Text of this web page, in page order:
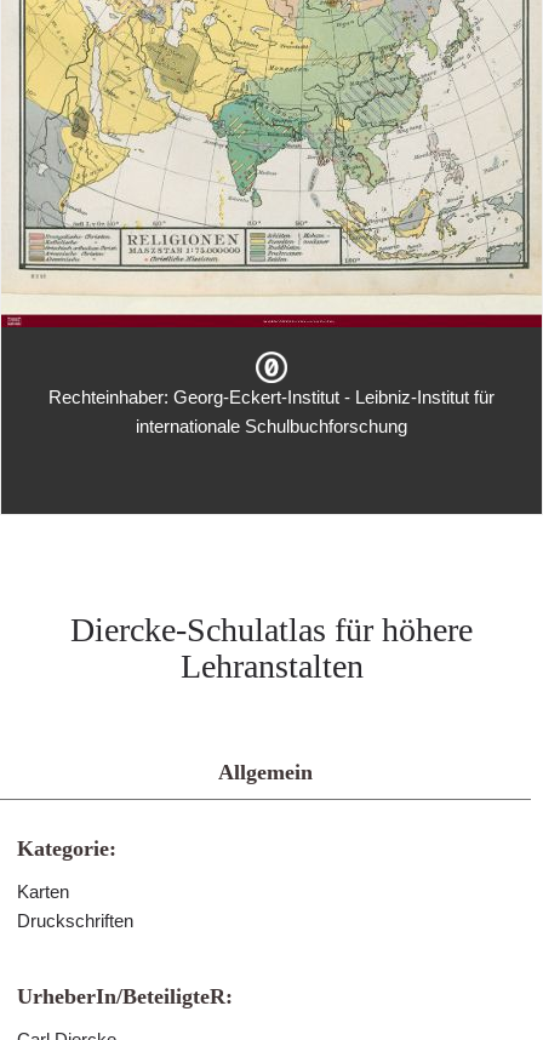
Rechteinhaber: Georg-Eckert-Institut - Leibniz-Institut für
internationale Schulbuchforschung
Diercke-Schulatlas für höhere
Lehranstalten
Allgemein
Kategorie:
Karten
Druckschriften
UrheberIn/BeteiligteR: